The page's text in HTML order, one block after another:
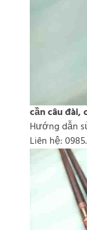
cần câu đài,
Hướng dẫn
Liên hệ: